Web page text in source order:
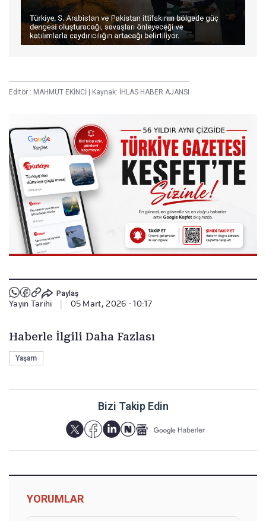
Editör : MAHMUT EKİNCİ | Kaynak: İHLAS HABER AJANSI
Paylaş
Yayın Tarihi 05 Mart, 2026 - 10:17
Haberle İlgili Daha Fazlası
Yaşam
Bizi Takip Edin
YORUMLAR